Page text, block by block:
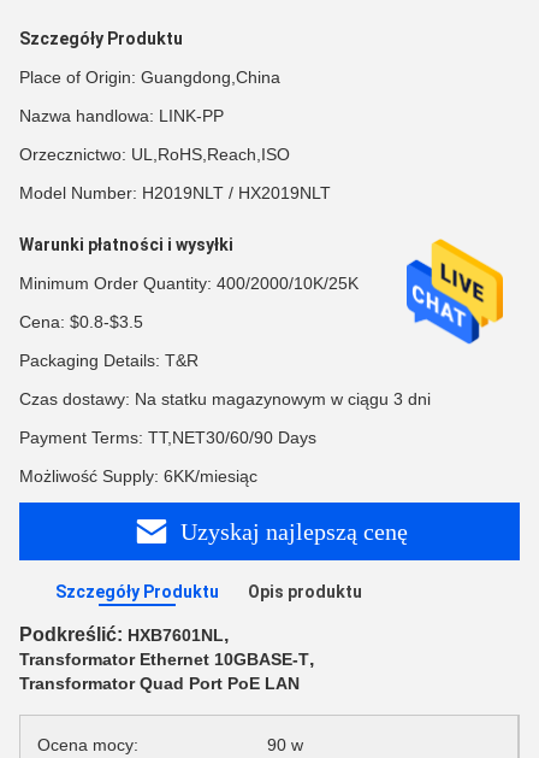
Szczegóły Produktu
Place of Origin: Guangdong,China
Nazwa handlowa: LINK-PP
Orzecznictwo: UL,RoHS,Reach,ISO
Model Number: H2019NLT / HX2019NLT
Warunki płatności i wysyłki
Minimum Order Quantity: 400/2000/10K/25K
Cena: $0.8-$3.5
Packaging Details: T&R
Czas dostawy: Na statku magazynowym w ciągu 3 dni
Payment Terms: TT,NET30/60/90 Days
Możliwość Supply: 6KK/miesiąc
Uzyskaj najlepszą cenę
Szczegóły Produktu Opis produktu
Podkreślić: HXB7601NL,
Transformator Ethernet 10GBASE-T,
Transformator Quad Port PoE LAN
Ocena mocy: 90 w